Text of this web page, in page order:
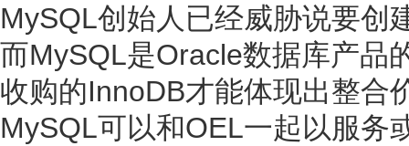
MySQL创始人已经威胁说要创
而MySQL是Oracle数据库产品
收购的InnoDB才能体现出整合
MySQL可以和OEL一起以服务